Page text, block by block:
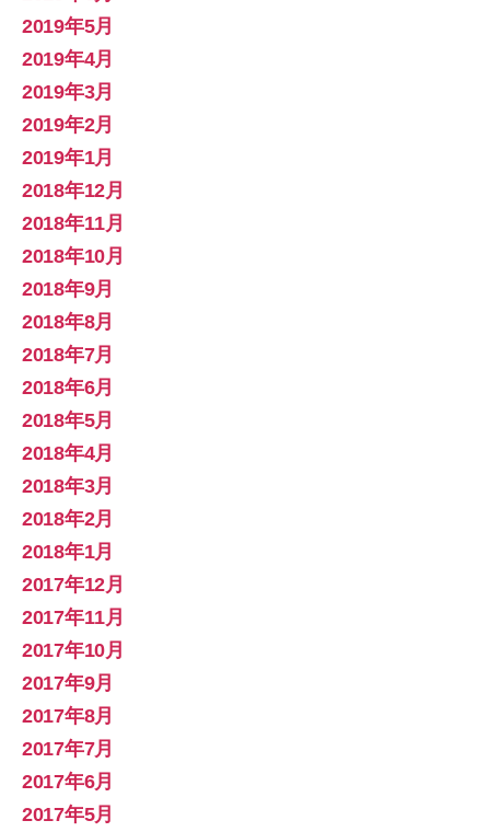
2019年5月
2019年4月
2019年3月
2019年2月
2019年1月
2018年12月
2018年11月
2018年10月
2018年9月
2018年8月
2018年7月
2018年6月
2018年5月
2018年4月
2018年3月
2018年2月
2018年1月
2017年12月
2017年11月
2017年10月
2017年9月
2017年8月
2017年7月
2017年6月
2017年5月